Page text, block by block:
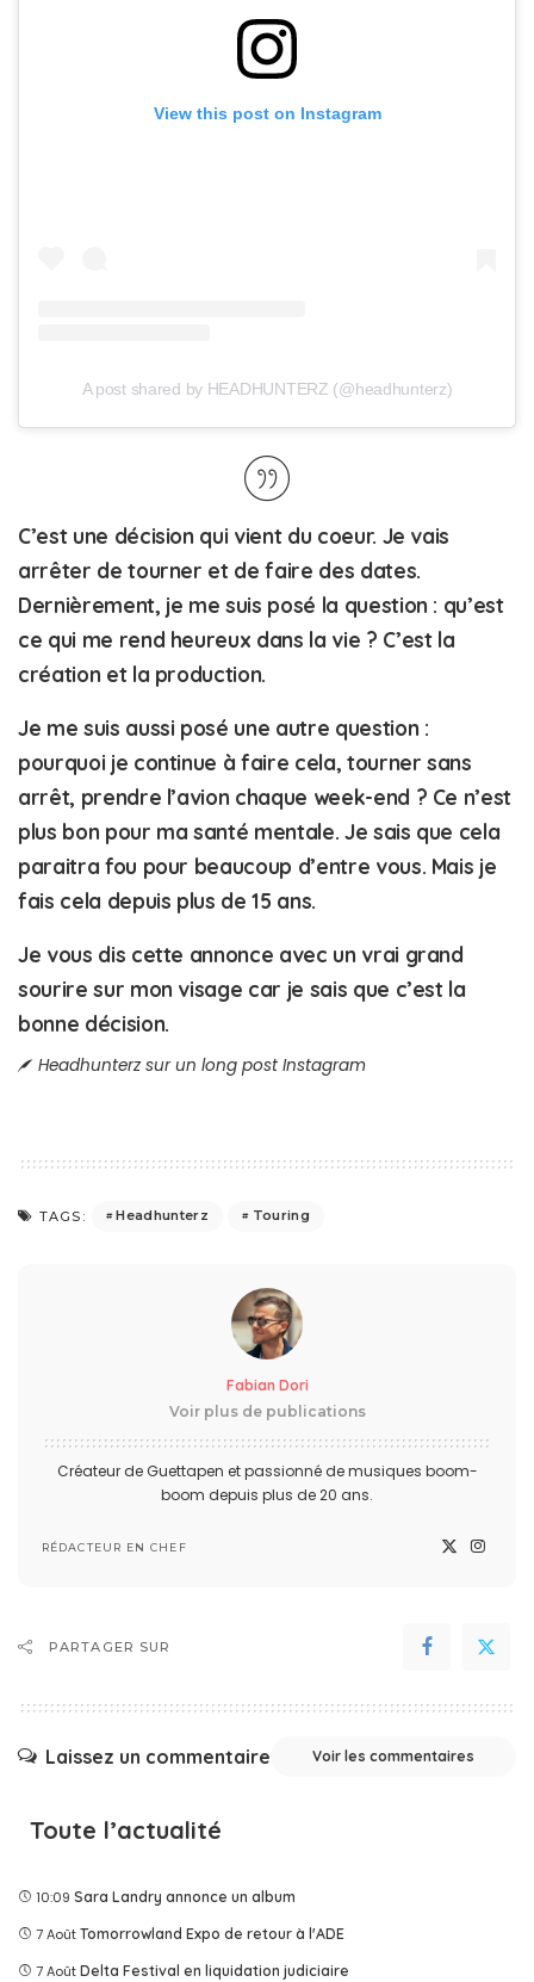
View this post on Instagram
A post shared by HEADHUNTERZ (@headhunterz)
C’est une décision qui vient du coeur. Je vais
arrêter de tourner et de faire des dates.
Dernièrement, je me suis posé la question : qu’est
ce qui me rend heureux dans la vie ? C’est la
création et la production.
Je me suis aussi posé une autre question :
pourquoi je continue à faire cela, tourner sans
arrêt, prendre l’avion chaque week-end ? Ce n’est
plus bon pour ma santé mentale. Je sais que cela
paraitra fou pour beaucoup d’entre vous. Mais je
fais cela depuis plus de 15 ans.
Je vous dis cette annonce avec un vrai grand
sourire sur mon visage car je sais que c’est la
bonne décision.
Headhunterz sur un long post Instagram
TAGS: Headhunterz Touring
Fabian Dori
Voir plus de publications
Créateur de Guettapen et passionné de musiques boom-
boom depuis plus de 20 ans.
RÉDACTEUR EN CHEF
PARTAGER SUR
Laissez un commentaire Voir les commentaires
Toute l’actualité
10:09 Sara Landry annonce un album
7 Août Tomorrowland Expo de retour à l'ADE
7 Août Delta Festival en liquidation judiciaire